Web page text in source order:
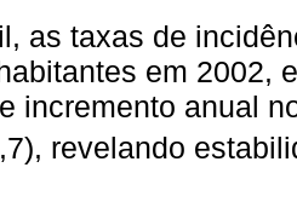
as taxas de
em 2002,
incremento anual
revelando